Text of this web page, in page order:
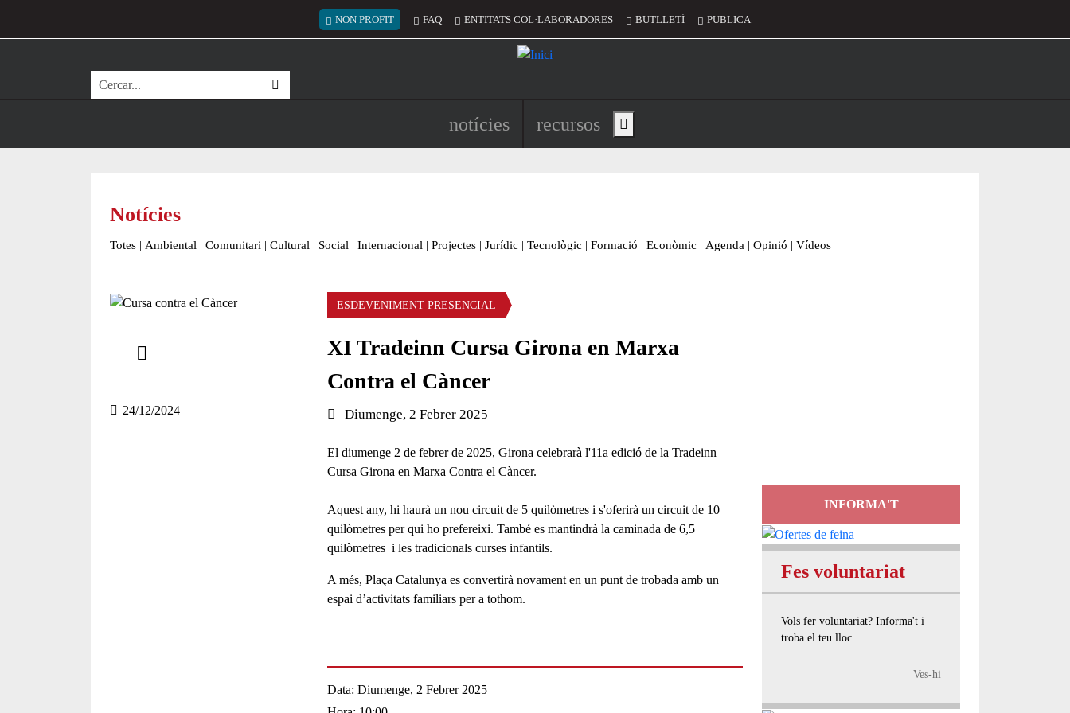
Menú del compte d'usuari
NON PROFIT FAQ ENTITATS COL·LABORADORES BUTLLETÍ PUBLICA
Cerca
Navegació principal de l'encapçalament
notícies recursos Show main menu
Notícies
Totes | Ambiental | Comunitari | Cultural | Social | Internacional | Projectes | Jurídic | Tecnològic | Formació | Econòmic | Agenda | Opinió | Vídeos
24/12/2024
ESDEVENIMENT PRESENCIAL
XI Tradeinn Cursa Girona en Marxa
Contra el Càncer
Data de l'esdeveniment:
Diumenge, 2 Febrer 2025
El diumenge 2 de febrer de 2025, Girona celebrarà l'11a edició de la Tradeinn
Cursa Girona en Marxa Contra el Càncer.
Aquest any, hi haurà un nou circuit de 5 quilòmetres i s'oferirà un circuit de 10
quilòmetres per qui ho prefereixi. També es mantindrà la caminada de 6,5
quilòmetres i les tradicionals curses infantils.
A més, Plaça Catalunya es convertirà novament en un punt de trobada amb un
espai d’activitats familiars per a tothom.
Data Diumenge, 2 Febrer 2025
INFORMA'T
Fes voluntariat
Vols fer voluntariat? Informa't i
troba el teu lloc
Ves-hi